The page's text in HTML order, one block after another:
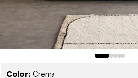
Color: Crema